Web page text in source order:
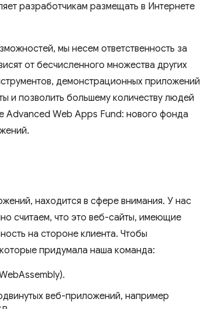
разработчикам размещать в Интернете
мы несем ответственность за
от бесчисленного множества других
демонстрационных приложений
и позволить большему количеству людей
Advanced Web Apps Fund: нового фонда
находится в сфере внимания. У нас
считаем, что это веб-сайты, имеющие
на стороне клиента. Чтобы
придумала наша команда:
веб-приложений, например